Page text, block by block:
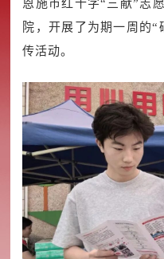
恩施市红十字“三献”志
院，开展了为期一周的
传活动。